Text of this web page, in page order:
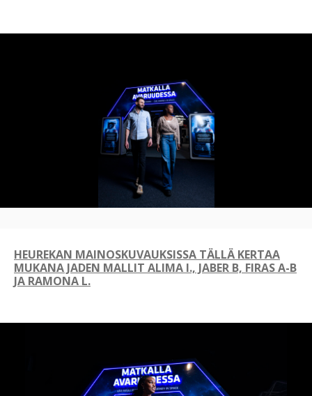
HEUREKAN MAINOSKUVAUKSISSA TÄLLÄ KERTAA
MUKANA JADEN MALLIT ALIMA I., JABER B, FIRAS A-B
JA RAMONA L.